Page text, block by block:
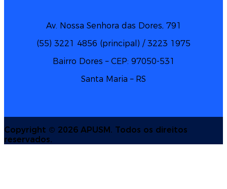
Av. Nossa Senhora das Dores, 791
(55) 3221 4856 (principal) / 3223 1975
Bairro Dores – CEP: 97050-531
Santa Maria – RS
Copyright © 2026 APUSM. Todos os direitos
reservados.